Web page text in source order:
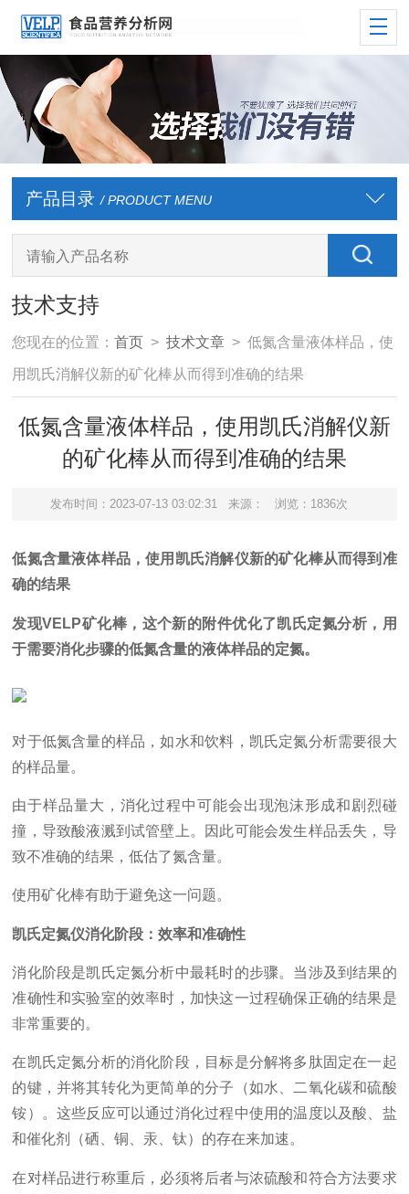
产品目录 / PRODUCT MENU
技术支持
您现在的位置：首页 >技术文章 > 低氮含量液体样品，使
用凯氏消解仪新的矿化棒从而得到准确的结果
低氮含量液体样品，使用凯氏消解仪新
的矿化棒从而得到准确的结果
发布时间：2023-07-13 03:02:31 来源： 浏览：1836次
低氮含量液体样品，使用凯氏消解仪新的矿化棒从而得到准
确的结果
发现VELP矿化棒，这个新的附件优化了凯氏定氮分析，用
于需要消化步骤的低氮含量的液体样品的定氮。
对于低氮含量的样品，如水和饮料，凯氏定氮分析需要很大
的样品量。
由于样品量大，消化过程中可能会出现泡沫形成和剧烈碰
撞，导致酸液溅到试管壁上。因此可能会发生样品丢失，导
致不准确的结果，低估了氮含量。
使用矿化棒有助于避免这一问题。
凯氏定氮仪消化阶段 ：效率和准确性
消化阶段是凯氏定氮分析中最耗时的步骤。当涉及到结果的
准确性和实验室的效率时，加快这一过程确保正确的结果是
非常重要的。
在凯氏定氮分析的消化阶段，目标是分解将多肽固定在一起
的键，并将其转化为更简单的分子（如水、二氧化碳和硫酸
铵）。这些反应可以通过消化过程中使用的温度以及酸、盐
和催化剂（硒、铜、汞、钛）的存在来加速。
在对样品进行称重后，必须将后者与浓硫酸和符合方法要求